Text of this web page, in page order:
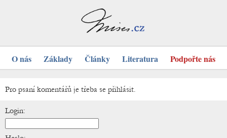
O nás Základy Články Literatura Podpořte nás
Pro psaní komentářů je třeba se přihlásit.
Login: